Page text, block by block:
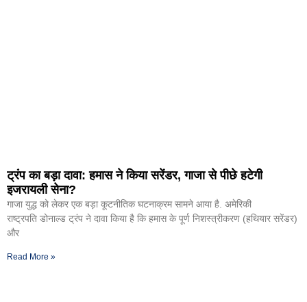
ट्रंप का बड़ा दावा: हमास ने किया सरेंडर, गाजा से पीछे हटेगी
इजरायली सेना?
गाजा युद्ध को लेकर एक बड़ा कूटनीतिक घटनाक्रम सामने आया है. अमेरिकी
राष्ट्रपति डोनाल्ड ट्रंप ने दावा किया है कि हमास के पूर्ण निशस्त्रीकरण (हथियार सरेंडर)
और
Read More »